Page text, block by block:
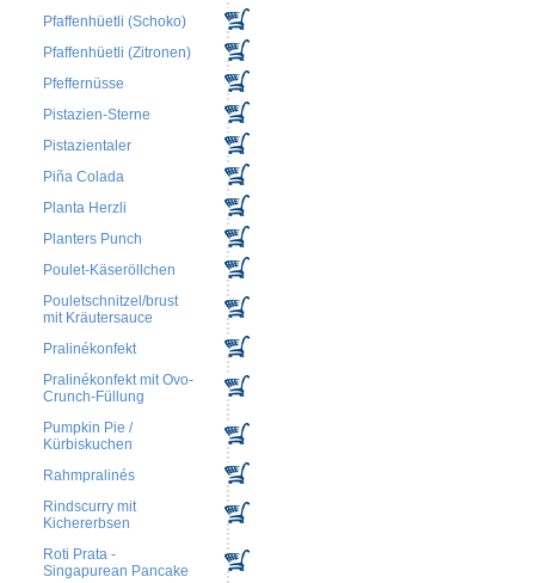
Pfaffenhüetli (Schoko)
Pfaffenhüetli (Zitronen)
Pfeffernüsse
Pistazien-Sterne
Pistazientaler
Piña Colada
Planta Herzli
Planters Punch
Poulet-Käseröllchen
Pouletschnitzel/brust
mit Kräutersauce
Pralinékonfekt
Pralinékonfekt mit Ovo-
Crunch-Füllung
Pumpkin Pie /
Kürbiskuchen
Rahmpralinés
Rindscurry mit
Kichererbsen
Roti Prata -
Singapurean Pancake